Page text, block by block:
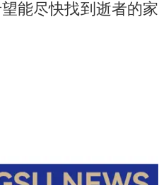
能尽快找到逝者的家